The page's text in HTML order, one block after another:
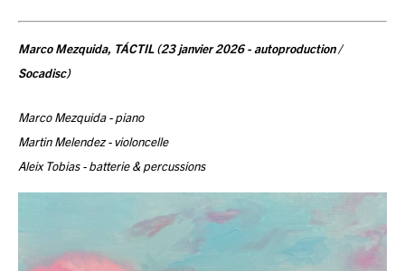
Marco Mezquida, TÁCTIL (23 janvier 2026 - autoproduction /
Socadisc)
Marco Mezquida - piano
Martin Melendez - violoncelle
Aleix Tobias - batterie & percussions